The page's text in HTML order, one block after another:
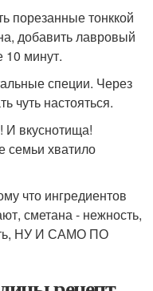
порезанные тонккой
добавить лавровый
10 минут.
специи. Через
чуть настояться.
И вкуснотища!
семьи хватило
что ингредиентов
сметана - нежность,
НУ И САМО ПО